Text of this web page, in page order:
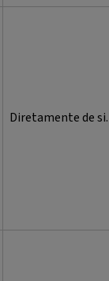
Diretamente de si.